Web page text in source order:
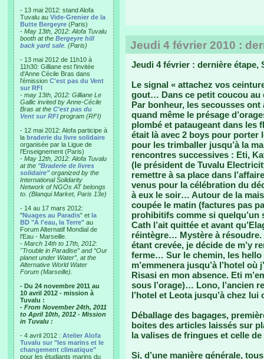
- 13 mai 2012: stand Alofa
Tuvalu au Vide-Grenier de la
Butte Bergeyre (Paris)
- May 13th, 2012: Alofa Tuvalu
booth at the Bergeyre hill
back yard sale . (Paris)
- 13 mai 2012 de 11h10 à
11h30: Gilliane est l'invitée
d'Anne Cécile Bras dans
l'émission C'est pas du Vent
sur RFI
- may 13th, 2012: Gilliane Le
Gallic invited by Anne-Cécile
Bras at the C'est pas du
Vent sur RFI program (RFI)
- 12 mai 2012: Alofa participe à
la braderie du livre solidaire
organisée par la Ligue de
l'Enseignement (Paris)
- May 12th, 2012: Alofa Tuvalu
at the "Braderie de livres
solidaire"organized by the
International Solidarity
Network of NGOs AT belongs
to. (Blanqui Market, Paris 13e)
- 14 au 17 mars 2012:
"Nuages au Paradis" et la
BD "A l'eau, la Terre" au
Forum Alternatif Mondial de
l'Eau - Marseille.
- March 14th to 17th, 2012:
"Trouble in Paradise” and “Our
planet under Water”, at the
Alternative World Water
Forum (Marseille).
- Du 24 novembre 2011 au
10 avril 2012 - mission à
Tuvalu :
- From November 24th, 2011
to April 10th, 2012 - Mission
in Tuvalu :
- 4 avril 2012 : Atelier Alofa
Tuvalu sur "les marins et le
changement climatique"
pour les étudiants marins du
Jeudi 4 février 2010 :
Jeudi 4 février : dernière étape,
Le signal « attachez vos
gout… Dans ce petit coucou au
Par bonheur, les secousses
quand même le présage
plombé et pataugeant dans les
était là avec 2 boys pour porter
pour les trimballer jusqu’à la
rencontres successives : Eti,
(le président de Tuvalu
remettre à sa place dans
venus pour la célébration du
à eux le soir… Autour de la
coupée le matin (factures pas
prohibitifs comme si quelqu’un
Cath l’ait quittée et avant
réintègre… Mystère à
étant crevée, je décide de m’y
ferme… Sur le chemin, les hello
m’emmenera jusqu’à l’hotel
Risasi en mon absence. Eti
sous l’orage)… Lono, l’ancien
l’hotel et Leota jusqu’à chez
Déballage des bagages,
boites des articles laissés sur
la valises de fringues et celle
Si, d’une manière générale,